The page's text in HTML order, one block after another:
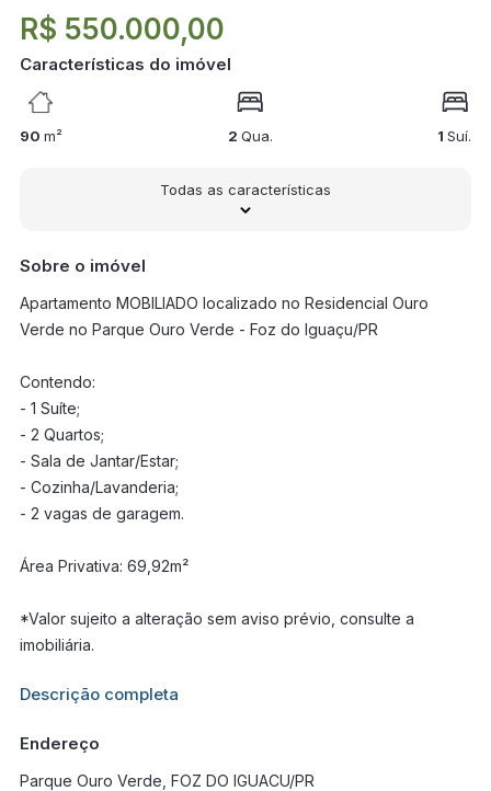
R$ 550.000,00
Características do imóvel
90 m² 2 Qua. 1Suí.
Todas as características
Sobre o imóvel
Apartamento MOBILIADO localizado no Residencial Ouro
Verde no Parque Ouro Verde - Foz do Iguaçu/PR
Contendo:
- 1 Suíte;
- 2 Quartos;
- Sala de Jantar/Estar;
- Cozinha/Lavanderia;
- 2 vagas de garagem.
Área Privativa: 69,92m²
*Valor sujeito a alteração sem aviso prévio, consulte a
imobiliária.
Informações adicionais sobre este imóvel estarão disponíveis
Descrição completa
Endereço
Parque Ouro Verde, FOZ DO IGUACU/PR